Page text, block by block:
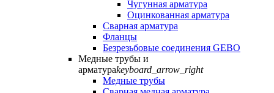
Чугунная арматура
Оцинкованная арматура
Сварная арматура
Фланцы
Безрезьбовые соединения GEBO
Медные трубы и
арматураkeyboard_arrow_right
Медные трубы